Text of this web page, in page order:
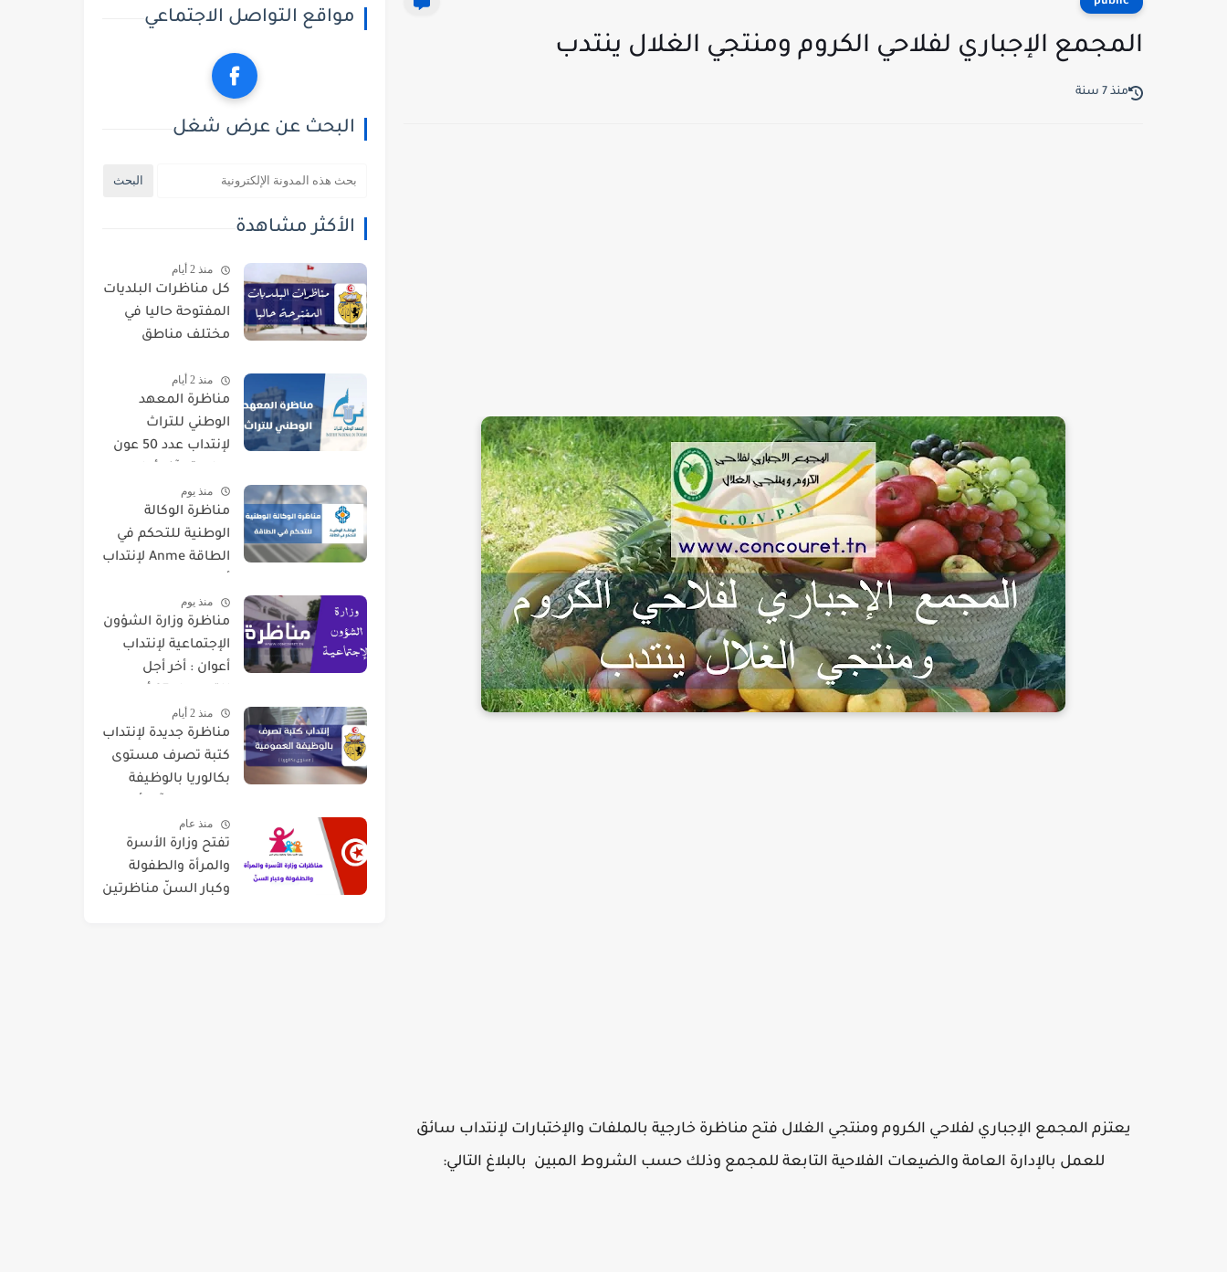
المجمع الإجباري لفلاحي الكروم ومنتجي الغلال ينتدب
منذ 7 سنة
يعتزم المجمع الإجباري لفلاحي الكروم ومنتجي الغلال فتح مناظرة خارجية بالملفات والإختبارات لإنتداب سائق
للعمل بالإدارة العامة والضيعات الفلاحية التابعة للمجمع وذلك حسب الشروط المبين بالبلاغ التالي:
مواقع التواصل الاجتماعي
البحث عن عرض شغل
الأكثر مشاهدة
منذ 2 أيام
كل مناظرات البلديات
المفتوحة حاليا في
مختلف مناطق
منذ 2 أيام
مناظرة المعهد
الوطني للتراث
لإنتداب عدد 50 عون
2026
منذ يوم
مناظرة الوكالة
الوطنية للتحكم في
الطاقة Anme لإنتداب
مختلفة
منذ يوم
مناظرة وزارة الشؤون
الإجتماعية لإنتداب
أعوان : أخر أجل
2026
منذ 2 أيام
مناظرة جديدة لإنتداب
كتبة تصرف مستوى
بكالوريا بالوظيفة
سبتمبر 2026
منذ عام
تفتح وزارة الأسرة
والمرأة والطفولة
وكبار السنّ مناظرتين